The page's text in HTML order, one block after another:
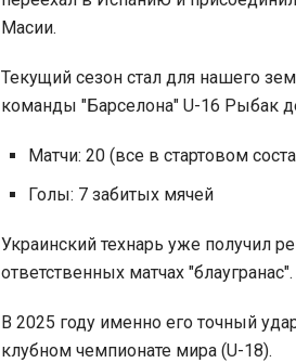
Масии.
Текущий сезон стал для нашего
команды "Барселона" U-16 Рыбак
Матчи: 20 (все в стартовом
Голы: 7 забитых мячей
Украинский технарь уже получил
ответственных матчах "блаугранас".
В 2025 году именно его точный
клубном чемпионате мира (U-18).